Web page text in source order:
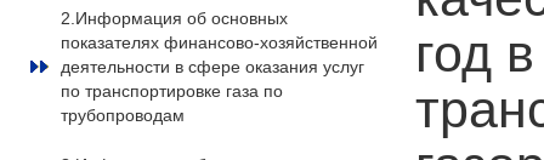
2.Информация об основных
показателях финансово-хозяйственной
деятельности в сфере оказания услуг
по транспортировке газа по
трубопроводам
год